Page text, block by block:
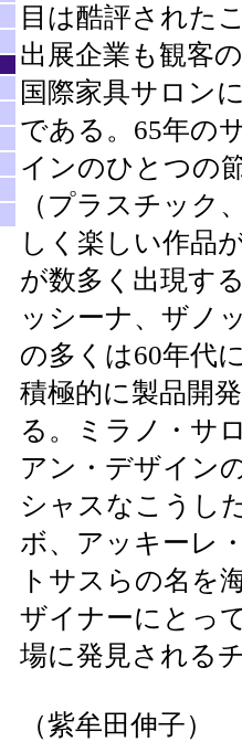
目は酷評された
出展企業も観客
国際家具サロン
である。65年の
インのひとつの
（プラスチック
しく楽しい作品
が数多く出現す
ッシーナ、ザノ
の多くは60年代
積極的に製品開
る。ミラノ・サ
アン・デザイン
シャスなこうし
ボ、アッキーレ
トサスらの名を
ザイナーにとっ
場に発見される
（紫牟田伸子）